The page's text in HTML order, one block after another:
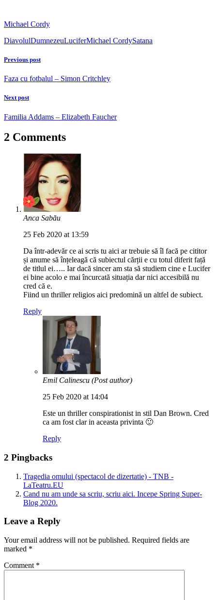
Michael Cordy
DiavolulDumnezeuLuciferMichael CordySatana
Previous post
Faza cu fotbalul – Simon Critchley
Next post
Familia Addams – Elizabeth Faucher
2 Comments
Anca Sabău
25 Feb 2020 at 13:59
Da într-adevăr ce ai scris tu aici ar trebuie să îl facă pe cititor
și anume să înțeleagă că subiectul cărții e cu totul diferit față
de titlul ei….. Iar dacă sincer am sta să studiem cine e Lucifer
ei bine acolo e mai încurcată situația dar nici accesibilă nu
cred că e.
Fiind un thriller religios aici predomină un altfel de subiect.
Reply
Emil Calinescu (Post author)
25 Feb 2020 at 14:04
Este un thriller conspirationist in stil Dan Brown. Cred
ca am fost clar in aceasta privinta 🙂
Reply
2 Pingbacks
Tragedia omului (spectacol de dizertatie) - TNB -
LaTeatru.EU
Cand nu am unde sa scriu, scriu aici. Incepe Spring Super-
Blog 2020.
Leave a Reply
Your email address will not be published. Required fields are
marked *
Comment *